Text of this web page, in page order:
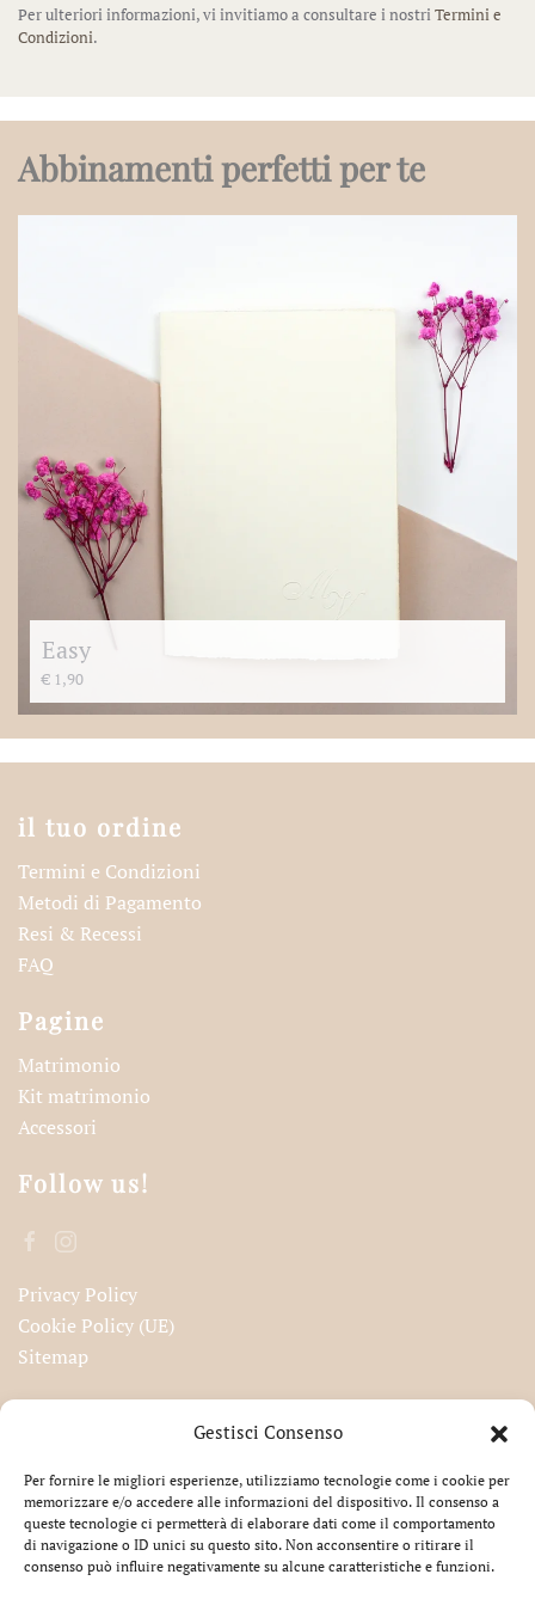
Gestisci Consenso
Per fornire le migliori esperienze, utilizziamo tecnologie come i cookie per
memorizzare e/o accedere alle informazioni del dispositivo. Il consenso a
queste tecnologie ci permetterà di elaborare dati come il comportamento
di navigazione o ID unici su questo sito. Non acconsentire o ritirare il
consenso può influire negativamente su alcune caratteristiche e funzioni.
Per ulteriori informazioni, vi invitiamo a consultare i nostriTermini e
Condizioni.
Abbinamenti perfetti per te
Easy
€ 1,90
il tuo ordine
Termini e Condizioni
Metodi di Pagamento
Resi & Recessi
FAQ
Pagine
Matrimonio
Kit matrimonio
Accessori
Follow us!
Privacy Policy
Cookie Policy (UE)
Sitemap
Accetto la privacy